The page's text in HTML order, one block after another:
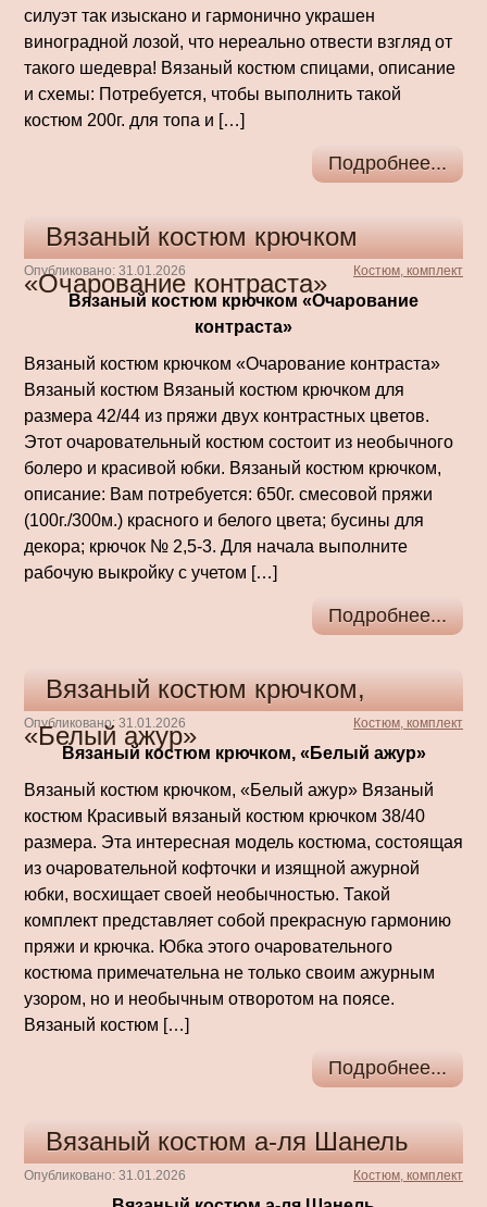
силуэт так изыскано и гармонично украшен
виноградной лозой, что нереально отвести взгляд от
такого шедевра! Вязаный костюм спицами, описание
и схемы: Потребуется, чтобы выполнить такой
костюм 200г. для топа и […]
Подробнее...
Вязаный костюм крючком
«Очарование контраста»
Опубликовано: 31.01.2026 Костюм, комплект
Вязаный костюм крючком «Очарование
контраста»
Вязаный костюм крючком «Очарование контраста»
Вязаный костюм Вязаный костюм крючком для
размера 42/44 из пряжи двух контрастных цветов.
Этот очаровательный костюм состоит из необычного
болеро и красивой юбки. Вязаный костюм крючком,
описание: Вам потребуется: 650г. смесовой пряжи
(100г./300м.) красного и белого цвета; бусины для
декора; крючок № 2,5-3. Для начала выполните
рабочую выкройку с учетом […]
Подробнее...
Вязаный костюм крючком,
«Белый ажур»
Опубликовано: 31.01.2026 Костюм, комплект
Вязаный костюм крючком, «Белый ажур»
Вязаный костюм крючком, «Белый ажур» Вязаный
костюм Красивый вязаный костюм крючком 38/40
размера. Эта интересная модель костюма, состоящая
из очаровательной кофточки и изящной ажурной
юбки, восхищает своей необычностью. Такой
комплект представляет собой прекрасную гармонию
пряжи и крючка. Юбка этого очаровательного
костюма примечательна не только своим ажурным
узором, но и необычным отворотом на поясе.
Вязаный костюм […]
Подробнее...
Вязаный костюм а-ля Шанель
Опубликовано: 31.01.2026 Костюм, комплект